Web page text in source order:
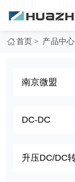
首页 > 产品中心